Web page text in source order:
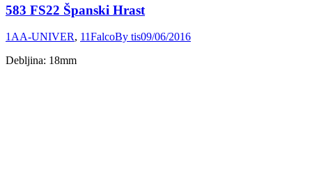
583 FS22 Španski Hrast
1AA-UNIVER, 11FalcoBy tis09/06/2016
Debljina: 18mm